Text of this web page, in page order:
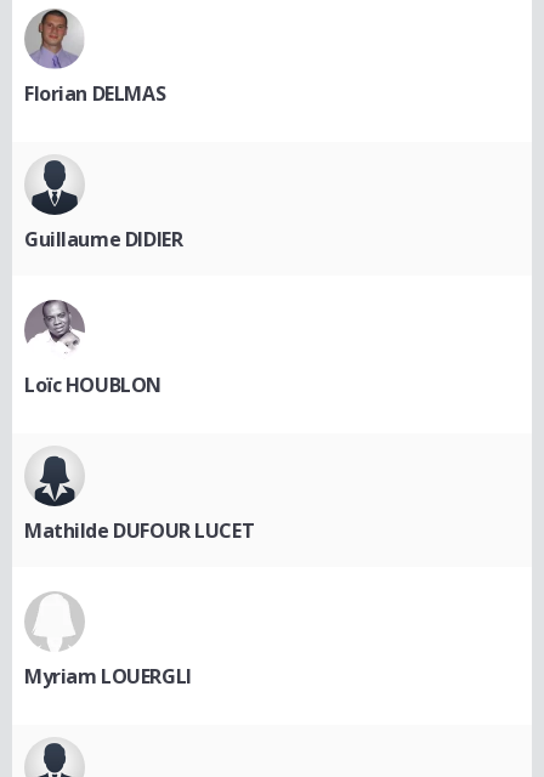
Florian DELMAS
Guillaume DIDIER
Loïc HOUBLON
Mathilde DUFOUR LUCET
Myriam LOUERGLI